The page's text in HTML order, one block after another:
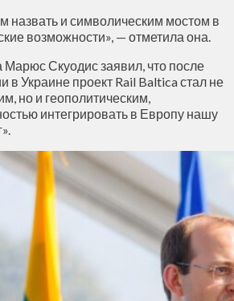
назвать и символическим мостом в
возможности», — отметила она.
Марюс Скуодис заявил, что после
в Украине проект Rail Baltica стал не
но и геополитическим,
интегрировать в Европу нашу